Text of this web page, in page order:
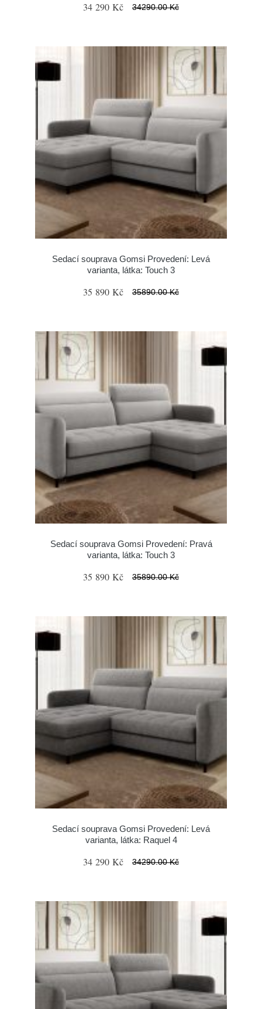
34 290 Kč 34290.00 Kč
Sedací souprava Gomsi Provedení: Levá
varianta, látka: Touch 3
35 890 Kč 35890.00 Kč
Sedací souprava Gomsi Provedení: Pravá
varianta, látka: Touch 3
35 890 Kč 35890.00 Kč
Sedací souprava Gomsi Provedení: Levá
varianta, látka: Raquel 4
34 290 Kč 34290.00 Kč